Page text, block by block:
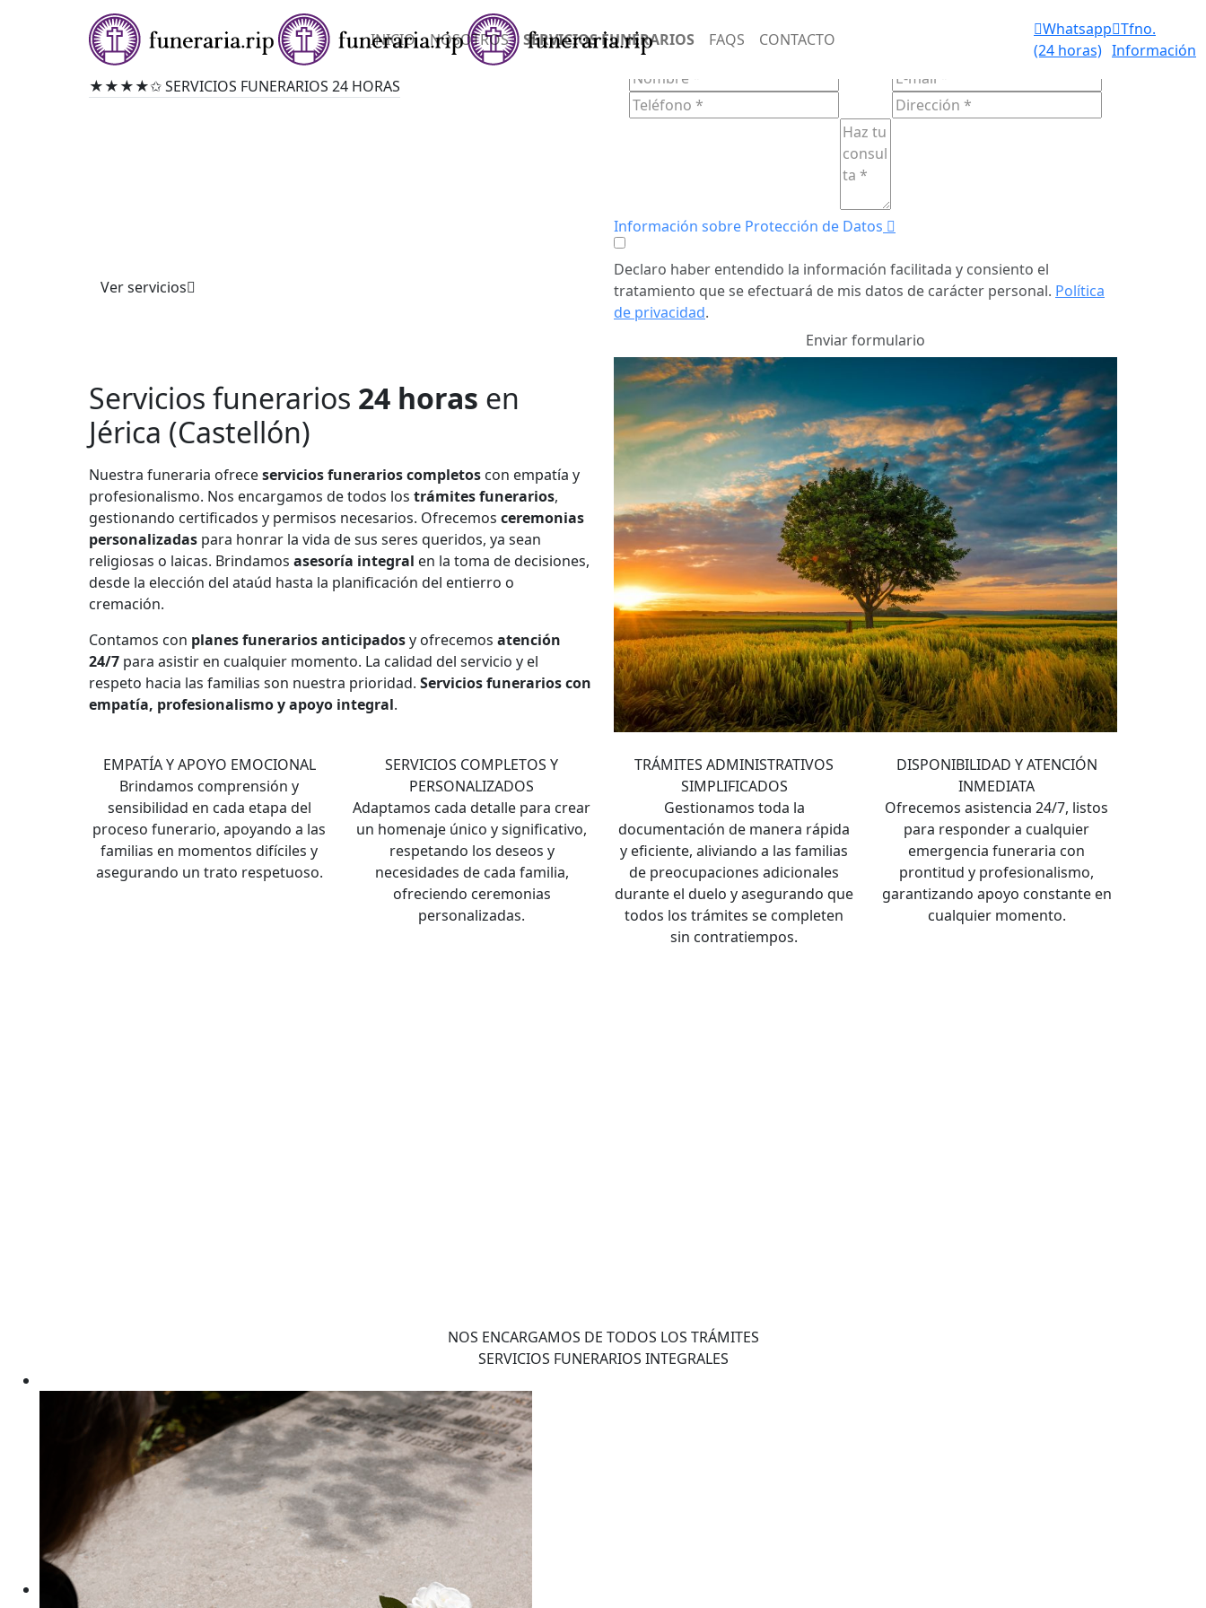
INICIO NOSOTROS SERVICIOS FUNERARIOS FAQS CONTACTO
Whatsapp
(24 horas)
Tfno.
Información
★★★★✩ SERVICIOS FUNERARIOS 24 HORAS
Ver servicios
SERVICIOS FUNERARIOS 24 HORAS
Información sobre Protección de Datos
Declaro haber entendido la información facilitada y consiento el
tratamiento que se efectuará de mis datos de carácter personal. Política
de privacidad.
Servicios funerarios 24 horas en
Jérica (Castellón)
Nuestra funeraria ofreceservicios funerarios completos con empatía y
profesionalismo. Nos encargamos de todos los trámites funerarios,
gestionando certificados y permisos necesarios. Ofrecemos ceremonias
personalizadas para honrar la vida de sus seres queridos, ya sean
religiosas o laicas. Brindamos asesoría integral en la toma de decisiones,
desde la elección del ataúd hasta la planificación del entierro o
cremación.
Contamos con planes funerarios anticipadosy ofrecemos atención
24/7 para asistir en cualquier momento. La calidad del servicio y el
respeto hacia las familias son nuestra prioridad. Servicios funerarios con
empatía, profesionalismo y apoyo integral.
EMPATÍA Y APOYO EMOCIONAL
Brindamos comprensión y
sensibilidad en cada etapa del
proceso funerario, apoyando a las
familias en momentos difíciles y
asegurando un trato respetuoso.
SERVICIOS COMPLETOS Y
PERSONALIZADOS
Adaptamos cada detalle para crear
un homenaje único y significativo,
respetando los deseos y
necesidades de cada familia,
ofreciendo ceremonias
personalizadas.
TRÁMITES ADMINISTRATIVOS
SIMPLIFICADOS
Gestionamos toda la
documentación de manera rápida
y eficiente, aliviando a las familias
de preocupaciones adicionales
durante el duelo y asegurando que
todos los trámites se completen
sin contratiempos.
DISPONIBILIDAD Y ATENCIÓN
INMEDIATA
Ofrecemos asistencia 24/7, listos
para responder a cualquier
emergencia funeraria con
prontitud y profesionalismo,
garantizando apoyo constante en
cualquier momento.
NOS ENCARGAMOS DE TODOS LOS TRÁMITES
SERVICIOS FUNERARIOS INTEGRALES